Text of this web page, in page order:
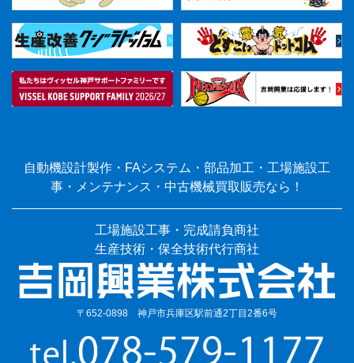
自動機設計製作・FAシステム・部品加工・工場施設工
事・メンテナンス・中古機械買取販売なら！
工場施設工事・完成請負商社
生産技術・保全技術代行商社
〒652-0898 神戸市兵庫区駅前通2丁目2番6号